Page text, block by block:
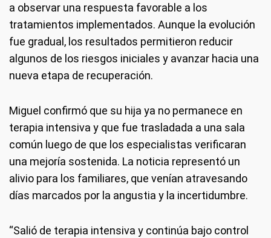
a observar una respuesta favorable a los
tratamientos implementados. Aunque la evolución
fue gradual, los resultados permitieron reducir
algunos de los riesgos iniciales y avanzar hacia una
nueva etapa de recuperación.
Miguel confirmó que su hija ya no permanece en
terapia intensiva y que fue trasladada a una sala
común luego de que los especialistas verificaran
una mejoría sostenida. La noticia representó un
alivio para los familiares, que venían atravesando
días marcados por la angustia y la incertidumbre.
“Salió de terapia intensiva y continúa bajo control